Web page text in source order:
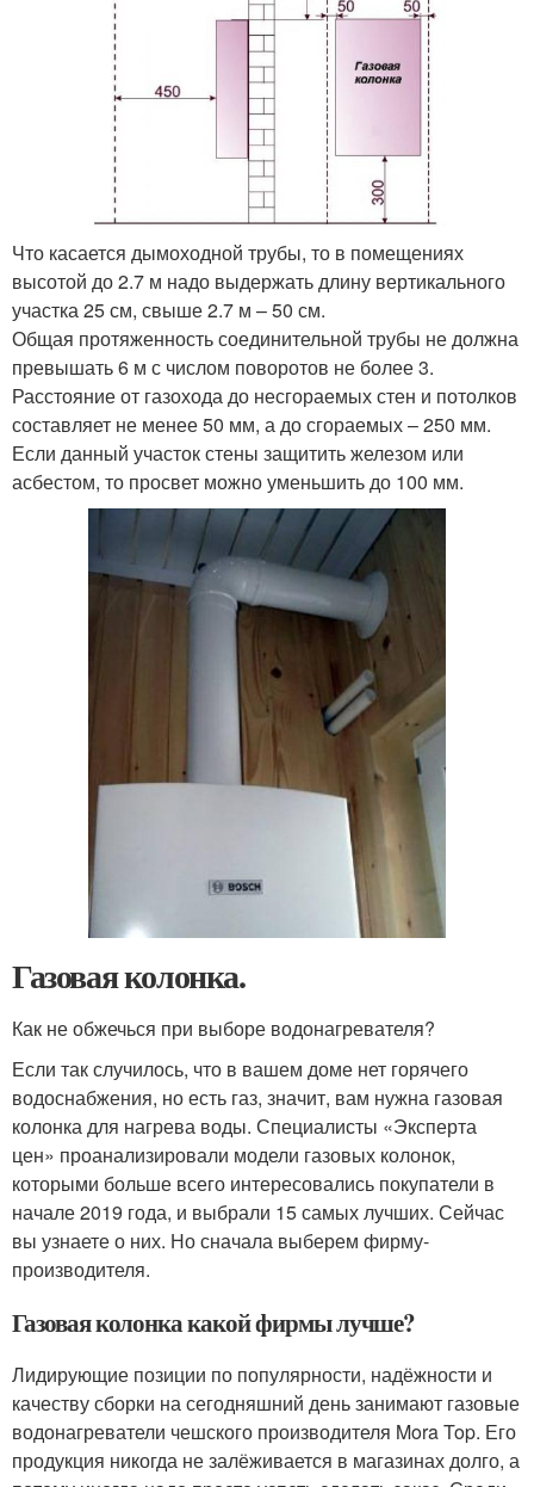
Что касается дымоходной трубы, то в помещениях
высотой до 2.7 м надо выдержать длину вертикального
участка 25 см, свыше 2.7 м – 50 см.
Общая протяженность соединительной трубы не должна
превышать 6 м с числом поворотов не более 3.
Расстояние от газохода до несгораемых стен и потолков
составляет не менее 50 мм, а до сгораемых – 250 мм.
Если данный участок стены защитить железом или
асбестом, то просвет можно уменьшить до 100 мм.
Газовая колонка.
Как не обжечься при выборе водонагревателя?
Если так случилось, что в вашем доме нет горячего
водоснабжения, но есть газ, значит, вам нужна газовая
колонка для нагрева воды. Специалисты «Эксперта
цен» проанализировали модели газовых колонок,
которыми больше всего интересовались покупатели в
начале 2019 года, и выбрали 15 самых лучших. Сейчас
вы узнаете о них. Но сначала выберем фирму-
производителя.
Газовая колонка какой фирмы лучше?
Лидирующие позиции по популярности, надёжности и
качеству сборки на сегодняшний день занимают газовые
водонагреватели чешского производителя Mora Top. Его
продукция никогда не залёживается в магазинах долго, а